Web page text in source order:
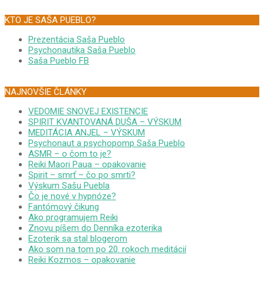
KTO JE SAŠA PUEBLO?
Prezentácia Saša Pueblo
Psychonautika Saša Pueblo
Saša Pueblo FB
NAJNOVŠIE ČLÁNKY
VEDOMIE SNOVEJ EXISTENCIE
SPIRIT KVANTOVANÁ DUŠA – VÝSKUM
MEDITÁCIA ANJEL – VÝSKUM
Psychonaut a psychopomp Saša Pueblo
ASMR – o čom to je?
Reiki Maori Paua – opakovanie
Spirit – smrť – čo po smrti?
Výskum Sašu Puebla
Čo je nové v hypnóze?
Fantómový čikung
Ako programujem Reiki
Znovu píšem do Denníka ezoterika
Ezoterik sa stal blogerom
Ako som na tom po 20. rokoch meditácií
Reiki Kozmos – opakovanie